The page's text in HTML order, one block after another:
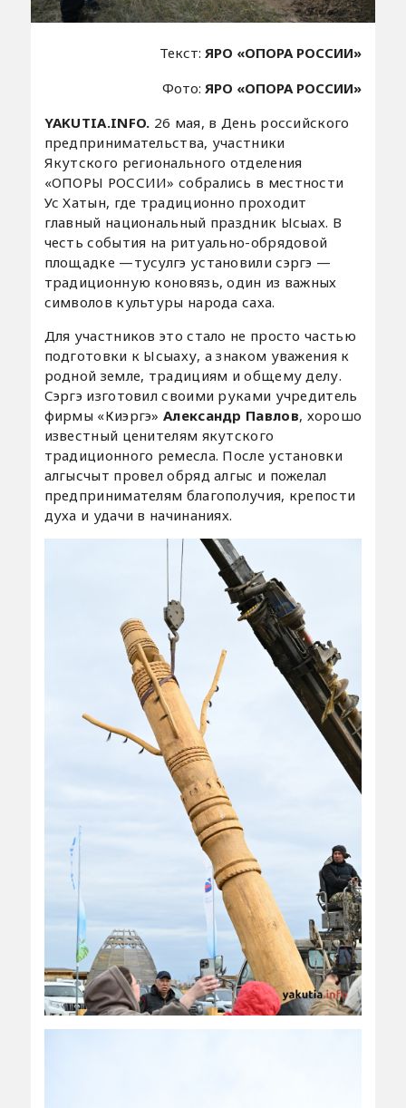
Текст: ЯРО «ОПОРА РОССИИ»
Фото: ЯРО «ОПОРА РОССИИ»
YAKUTIA.INFO. 26 мая, в День российского
предпринимательства, участники
Якутского регионального отделения
«ОПОРЫ РОССИИ» собрались в местности
Ус Хатын, где традиционно проходит
главный национальный праздник Ысыах. В
честь события на ритуально-обрядовой
площадке —тусулгэ установили сэргэ —
традиционную коновязь, один из важных
символов культуры народа саха.
Для участников это стало не просто частью
подготовки к Ысыаху, а знаком уважения к
родной земле, традициям и общему делу.
Сэргэ изготовил своими руками учредитель
фирмы «Киэргэ»Александр Павлов, хорошо
известный ценителям якутского
традиционного ремесла. После установки
алгысчыт провел обряд алгыс и пожелал
предпринимателям благополучия, крепости
духа и удачи в начинаниях.